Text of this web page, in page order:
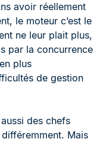
avoir réellement
le moteur c’est le
ne leur plait plus,
par la concurrence
plus
de gestion
des chefs
Mais